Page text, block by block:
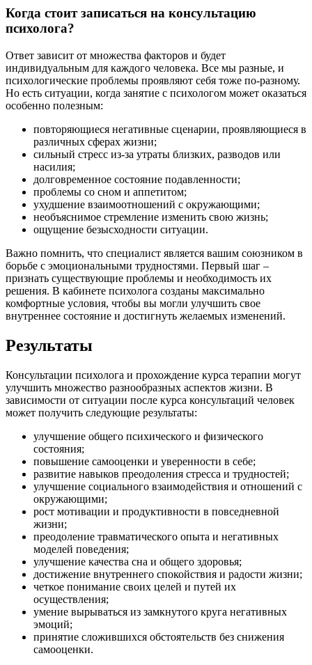
Когда стоит записаться на консультацию
психолога?
Ответ зависит от множества факторов и будет
индивидуальным для каждого человека. Все мы разные, и
психологические проблемы проявляют себя тоже по-разному.
Но есть ситуации, когда занятие с психологом может оказаться
особенно полезным:
повторяющиеся негативные сценарии, проявляющиеся в
различных сферах жизни;
сильный стресс из-за утраты близких, разводов или
насилия;
долговременное состояние подавленности;
проблемы со сном и аппетитом;
ухудшение взаимоотношений с окружающими;
необъяснимое стремление изменить свою жизнь;
ощущение безысходности ситуации.
Важно помнить, что специалист является вашим союзником в
борьбе с эмоциональными трудностями. Первый шаг –
признать существующие проблемы и необходимость их
решения. В кабинете психолога созданы максимально
комфортные условия, чтобы вы могли улучшить свое
внутреннее состояние и достигнуть желаемых изменений.
Результаты
Консультации психолога и прохождение курса терапии могут
улучшить множество разнообразных аспектов жизни. В
зависимости от ситуации после курса консультаций человек
может получить следующие результаты:
улучшение общего психического и физического
состояния;
повышение самооценки и уверенности в себе;
развитие навыков преодоления стресса и трудностей;
улучшение социального взаимодействия и отношений с
окружающими;
рост мотивации и продуктивности в повседневной
жизни;
преодоление травматического опыта и негативных
моделей поведения;
улучшение качества сна и общего здоровья;
достижение внутреннего спокойствия и радости жизни;
четкое понимание своих целей и путей их
осуществления;
умение вырываться из замкнутого круга негативных
эмоций;
принятие сложившихся обстоятельств без снижения
самооценки.